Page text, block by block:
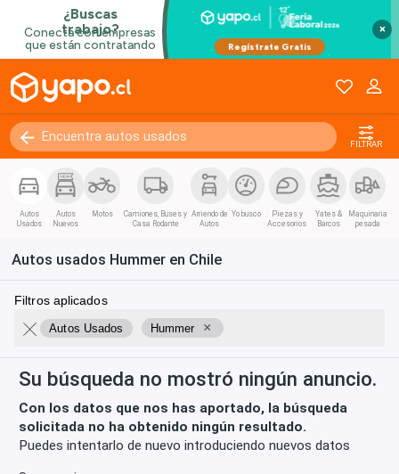
×
FILTRAR
Autos
Usados
Autos
Nuevos
Motos
Camiones, Buses y
Casa Rodante
Arriendo de
Autos
Yo busco
Piezas y
Accesorios
Yates &
Barcos
Maquinaria
pesada
Autos usados Hummer en Chile
Filtros aplicados
Autos Usados Hummer ×
Su búsqueda no mostró ningún anuncio.
Con los datos que nos has aportado, la búsqueda
solicitada no ha obtenido ningún resultado.
Puedes intentarlo de nuevo introduciendo nuevos datos
Kilómetros 0 - 250000+